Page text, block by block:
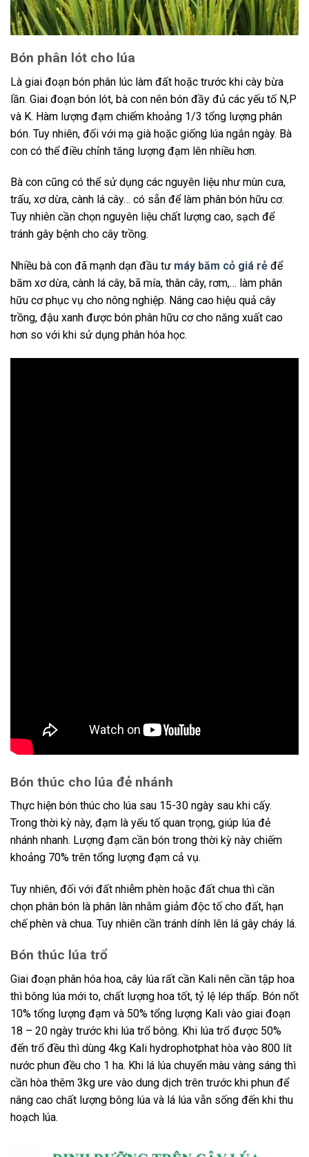
Bón phân lót cho lúa
Là giai đoạn bón phân lúc làm đất hoặc trước khi cày bừa
lần. Giai đoạn bón lót, bà con nên bón đầy đủ các yếu tố N,P
và K. Hàm lượng đạm chiếm khoảng 1/3 tổng lượng phân
bón. Tuy nhiên, đối với mạ già hoặc giống lúa ngắn ngày. Bà
con có thể điều chỉnh tăng lượng đạm lên nhiều hơn.
Bà con cũng có thể sử dụng các nguyên liệu như mùn cưa,
trấu, xơ dừa, cành lá cây… có sẵn để làm phân bón hữu cơ.
Tuy nhiên cần chọn nguyên liệu chất lượng cao, sạch để
tránh gây bệnh cho cây trồng.
Nhiều bà con đã mạnh dạn đầu tư máy băm cỏ giá rẻ để
băm xơ dừa, cành lá cây, bã mía, thân cây, rơm,… làm phân
hữu cơ phục vụ cho nông nghiệp. Nâng cao hiệu quả cây
trồng, đậu xanh được bón phân hữu cơ cho năng xuất cao
hơn so với khi sử dụng phân hóa học.
Bón thúc cho lúa đẻ nhánh
Thực hiện bón thúc cho lúa sau 15-30 ngày sau khi cấy.
Trong thời kỳ này, đạm là yếu tố quan trọng, giúp lúa đẻ
nhánh nhanh. Lượng đạm cần bón trong thời kỳ này chiếm
khoảng 70% trên tổng lượng đạm cả vụ.
Tuy nhiên, đối với đất nhiễm phèn hoặc đất chua thì cần
chọn phân bón là phân lân nhằm giảm độc tố cho đất, hạn
chế phèn và chua. Tuy nhiên cần tránh dính lên lá gây cháy lá.
Bón thúc lúa trổ
Giai đoạn phân hóa hoa, cây lúa rất cần Kali nên cần tập hoa
thì bông lúa mới to, chất lượng hoa tốt, tỷ lệ lép thấp. Bón nốt
10% tổng lượng đạm và 50% tổng lượng Kali vào giai đoạn
18 – 20 ngày trước khi lúa trổ bông. Khi lúa trổ được 50%
đến trổ đều thì dùng 4kg Kali hydrophotphat hòa vào 800 lít
nước phun đều cho 1 ha. Khi lá lúa chuyển màu vàng sáng thì
cần hòa thêm 3kg ure vào dung dịch trên trước khi phun để
nâng cao chất lượng bông lúa và lá lúa vẫn sống đến khi thu
hoạch lúa.